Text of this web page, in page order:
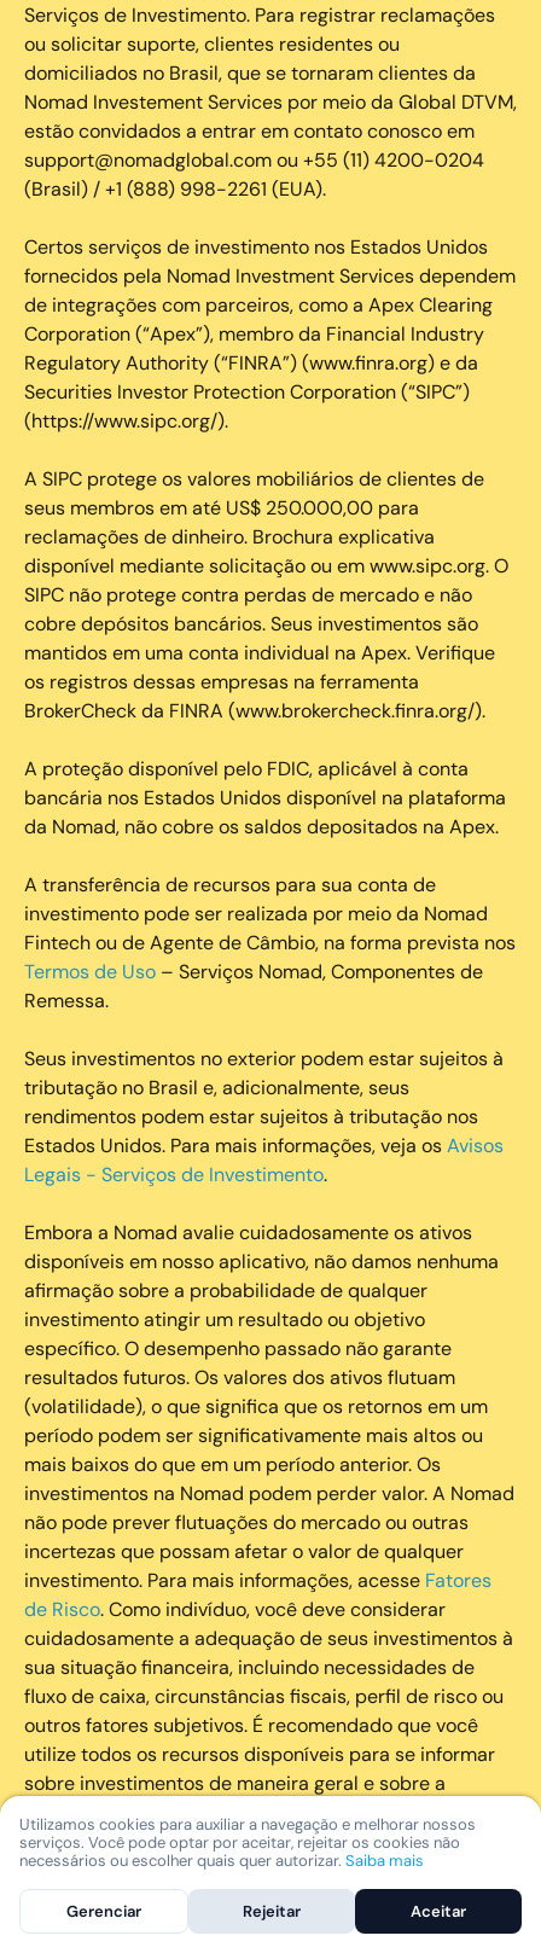
Serviços de Investimento. Para registrar reclamações
ou solicitar suporte, clientes residentes ou
domiciliados no Brasil, que se tornaram clientes da
Nomad Investement Services por meio da Global DTVM,
estão convidados a entrar em contato conosco em
support@nomadglobal.com ou +55 (11) 4200-0204
(Brasil) / +1 (888) 998-2261 (EUA).
Certos serviços de investimento nos Estados Unidos
fornecidos pela Nomad Investment Services dependem
de integrações com parceiros, como a Apex Clearing
Corporation (“Apex”), membro da Financial Industry
Regulatory Authority (“FINRA”) (www.finra.org) e da
Securities Investor Protection Corporation (“SIPC”)
(https://www.sipc.org/).
A SIPC protege os valores mobiliários de clientes de
seus membros em até US$ 250.000,00 para
reclamações de dinheiro. Brochura explicativa
disponível mediante solicitação ou em www.sipc.org. O
SIPC não protege contra perdas de mercado e não
cobre depósitos bancários. Seus investimentos são
mantidos em uma conta individual na Apex. Verifique
os registros dessas empresas na ferramenta
BrokerCheck da FINRA (www.brokercheck.finra.org/).
A proteção disponível pelo FDIC, aplicável à conta
bancária nos Estados Unidos disponível na plataforma
da Nomad, não cobre os saldos depositados na Apex.
A transferência de recursos para sua conta de
investimento pode ser realizada por meio da Nomad
Fintech ou de Agente de Câmbio, na forma prevista nos
Termos de Uso – Serviços Nomad, Componentes de
Remessa.
Seus investimentos no exterior podem estar sujeitos à
tributação no Brasil e, adicionalmente, seus
rendimentos podem estar sujeitos à tributação nos
Estados Unidos. Para mais informações, veja osAvisos
Legais - Serviços de Investimento.
Embora a Nomad avalie cuidadosamente os ativos
disponíveis em nosso aplicativo, não damos nenhuma
afirmação sobre a probabilidade de qualquer
investimento atingir um resultado ou objetivo
específico. O desempenho passado não garante
resultados futuros. Os valores dos ativos flutuam
(volatilidade), o que significa que os retornos em um
período podem ser significativamente mais altos ou
mais baixos do que em um período anterior. Os
investimentos na Nomad podem perder valor. A Nomad
não pode prever flutuações do mercado ou outras
incertezas que possam afetar o valor de qualquer
investimento. Para mais informações, acesse Fatores
de Risco. Como indivíduo, você deve considerar
cuidadosamente a adequação de seus investimentos à
sua situação financeira, incluindo necessidades de
fluxo de caixa, circunstâncias fiscais, perfil de risco ou
outros fatores subjetivos. É recomendado que você
utilize todos os recursos disponíveis para se informar
sobre investimentos de maneira geral e sobre a
composição geral de seu portfólio. Questões fiscais ou
legais relativas aos investimentos realizados através da
Nomad devem ser obtidas pelos próprios clientes. A
Nomad e suas afiliadas não fornecem nenhum tipo de
aconselhamento legal ou fiscal.
Utilizamos cookies para auxiliar a navegação e melhorar nossos
serviços. Você pode optar por aceitar, rejeitar os cookies não
necessários ou escolher quais quer autorizar. Saiba mais
Gerenciar Rejeitar Aceitar